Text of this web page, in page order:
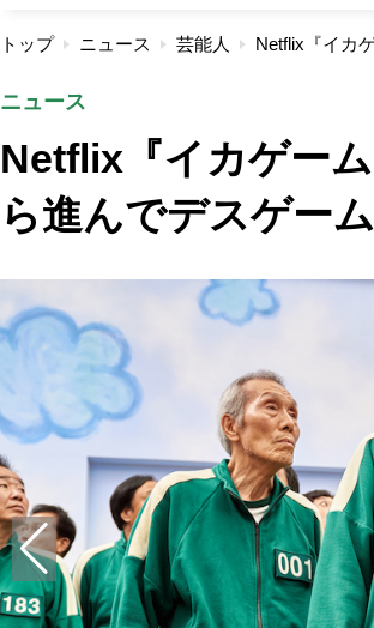
トップ ニュース 芸能人
ニュース
Netflix『イカゲー
ら進んでデスゲー